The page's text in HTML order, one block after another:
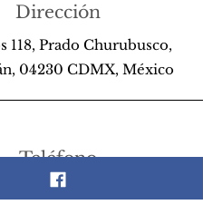
Dirección
118, Prado Churubusco,
04230 CDMX, México
Teléfono
55 26 89 13 14